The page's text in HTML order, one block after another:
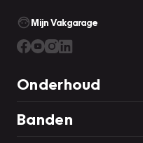
Mijn Vakgarage
Onderhoud
Banden